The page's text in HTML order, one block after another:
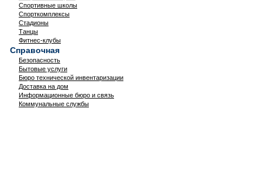
Спортивные школы
Спорткомплексы
Стадионы
Танцы
Фитнес-клубы
Справочная
Безопасность
Бытовые услуги
Бюро технической инвентаризации
Доставка на дом
Информационные бюро и связь
Коммунальные службы